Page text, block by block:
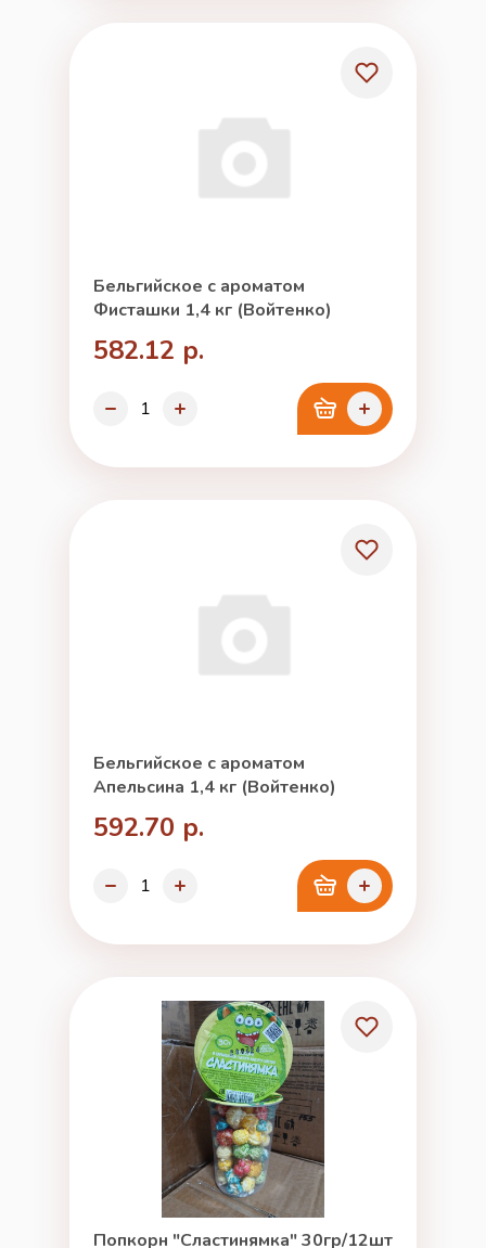
Бельгийское с ароматом
Фисташки 1,4 кг (Войтенко)
582.12 р.
Бельгийское с ароматом
Апельсина 1,4 кг (Войтенко)
592.70 р.
Попкорн "Сластинямка" 30гр/12шт